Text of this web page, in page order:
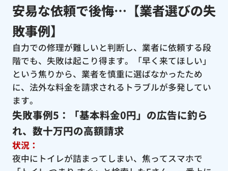
安易な依頼で後悔…【業者選びの失
敗事例】
自力での修理が難しいと判断し、業者に依頼する段
階でも、失敗は起こり得ます。「早く来てほしい」
という焦りから、業者を慎重に選ばなかったため
に、法外な料金を請求されるトラブルが多発してい
ます。
失敗事例5：「基本料金0円」の広告に釣ら
れ、数十万円の高額請求
状況：
夜中にトイレが詰まってしまい、焦ってスマホで